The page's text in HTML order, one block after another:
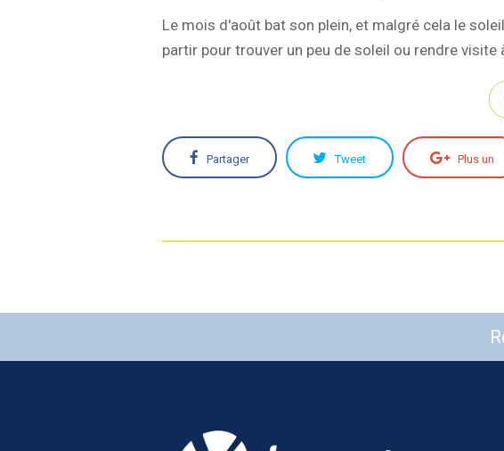
Le mois d'août bat son plein, et malgré cela le
partir pour trouver un peu de soleil ou rendre visite
Partager Tweet Plus un